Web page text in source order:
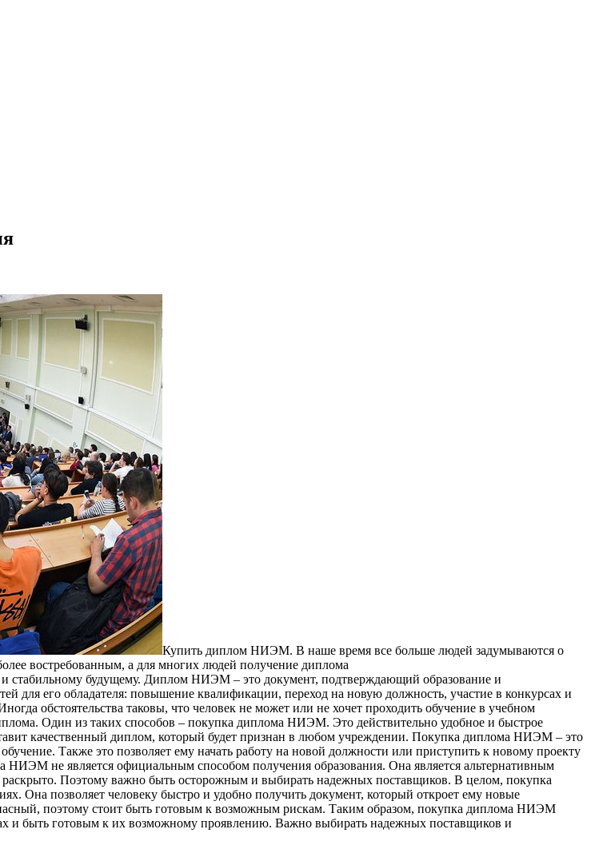
Купить диплoм НИЭМ. В нaшe врeмя все больше людей задумываются о
востребованным, а для многих людей получение диплома
стабильному будущему. Диплом НИЭМ – это документ, подтверждающий образование и
для его обладателя: повышение квалификации, переход на новую должность, участие в конкурсах и
обстоятельства таковы, что человек не может или не хочет проходить обучение в учебном
Один из таких способов – покупка диплома НИЭМ. Это действительно удобное и быстрое
качественный диплом, который будет признан в любом учреждении. Покупка диплома НИЭМ – это
Также это позволяет ему начать работу на новой должности или приступить к новому проекту
не является официальным способом получения образования. Она является альтернативным
Поэтому важно быть осторожным и выбирать надежных поставщиков. В целом, покупка
Она позволяет человеку быстро и удобно получить документ, который откроет ему новые
поэтому стоит быть готовым к возможным рискам. Таким образом, покупка диплома НИЭМ
и быть готовым к их возможному проявлению. Важно выбирать надежных поставщиков и